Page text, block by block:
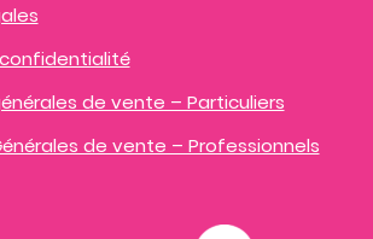
de vente – Particuliers
de vente – Professionnels